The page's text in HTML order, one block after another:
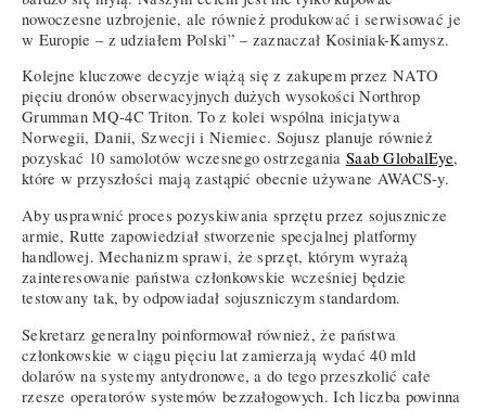
nowoczesne uzbrojenie, ale również produkować i serwisować je
w Europie – z udziałem Polski” – zaznaczał Kosiniak-Kamysz.
Kolejne kluczowe decyzje wiążą się z zakupem przez NATO
pięciu dronów obserwacyjnych dużych wysokości Northrop
Grumman MQ-4C Triton. To z kolei wspólna inicjatywa
Norwegii, Danii, Szwecji i Niemiec. Sojusz planuje również
pozyskać 10 samolotów wczesnego ostrzegania Saab GlobalEye,
które w przyszłości mają zastąpić obecnie używane AWACS-y.
Aby usprawnić proces pozyskiwania sprzętu przez sojusznicze
armie, Rutte zapowiedział stworzenie specjalnej platformy
handlowej. Mechanizm sprawi, że sprzęt, którym wyrażą
zainteresowanie państwa członkowskie wcześniej będzie
testowany tak, by odpowiadał sojuszniczym standardom.
Sekretarz generalny poinformował również, że państwa
członkowskie w ciągu pięciu lat zamierzają wydać 40 mld
dolarów na systemy antydronowe, a do tego przeszkolić całe
rzesze operatorów systemów bezzałogowych. Ich liczba powinna